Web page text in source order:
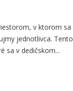
v ktorom sa
jednotlivca. Tento
sa v dedičskom...